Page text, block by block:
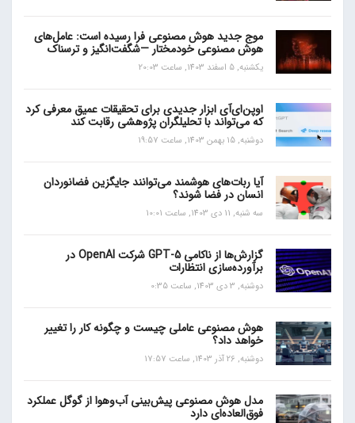
موج جدید هوش مصنوعی فرا رسیده است: عامل‌های
هوش مصنوعی خودمختار —شگفت‌انگیز و ترسناک
یکشنبه, 5 اسفند 1403, ساعت 20:03
اوپن‌ای‌آی ابزار جدیدی برای تحقیقات عمیق معرفی کرد
که می‌تواند با تحلیلگران پژوهشی رقابت کند
دوشنبه, 15 بهمن 1403, ساعت 19:57
آیا ربات‌های هوشمند می‌توانند جایگزین فضانوردان
انسان در فضا شوند؟
سه شنبه, 11 دی 1403, ساعت 10:01
گزارش‌ها از ناکامی GPT-5 شرکت OpenAI در
برآورده‌سازی انتظارات
دوشنبه, 3 دی 1403, ساعت 0:35
هوش مصنوعی عاملی چیست و چگونه کار را تغییر
خواهد داد؟
دوشنبه, 26 آذر 1403, ساعت 17:57
مدل هوش مصنوعی پیش‌بینی آب‌و‌هوا از گوگل عملکرد
فوق‌العاده‌ای دارد